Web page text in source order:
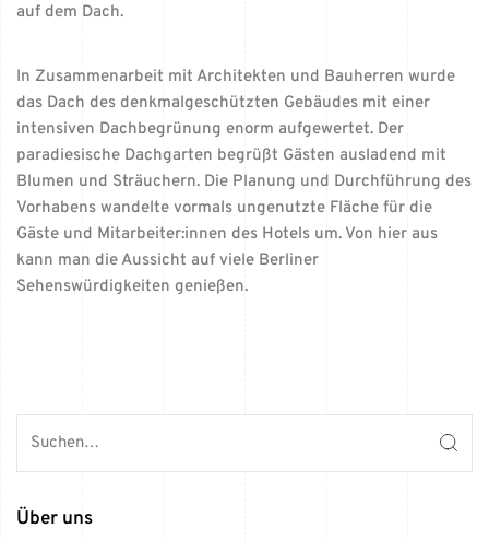
auf dem Dach.
In Zusammenarbeit mit Architekten und Bauherren wurde
das Dach des denkmalgeschützten Gebäudes mit einer
intensiven Dachbegrünung enorm aufgewertet. Der
paradiesische Dachgarten begrüßt Gästen ausladend mit
Blumen und Sträuchern. Die Planung und Durchführung des
Vorhabens wandelte vormals ungenutzte Fläche für die
Gäste und Mitarbeiter:innen des Hotels um. Von hier aus
kann man die Aussicht auf viele Berliner
Sehenswürdigkeiten genießen.
Über uns